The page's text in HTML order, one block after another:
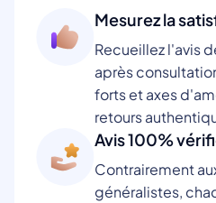
Mesurez la
Recueillez l'avis
après
forts et axes
retours
Avis 100%
Contrairement
généralistes,